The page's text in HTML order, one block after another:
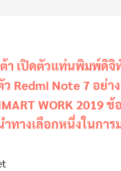
า เปิดตัวแท่นพิมพ์ดิจิทั
Redmi Note 7 อย่า
WORK 2019
ทางเลือกหนึ่งในกา